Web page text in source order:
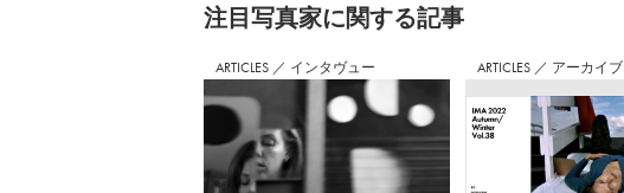
注⽬写真家に関する記事
ARTICLES ／ インタヴュー ARTICLES ／ アーカイブ